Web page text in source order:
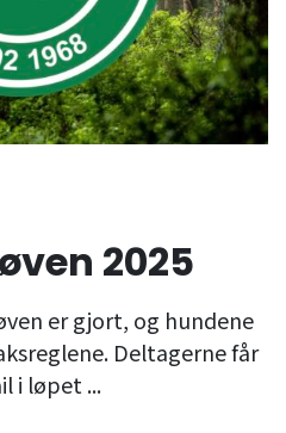
2025
er gjort, og hundene
Deltagerne får
i løpet ...